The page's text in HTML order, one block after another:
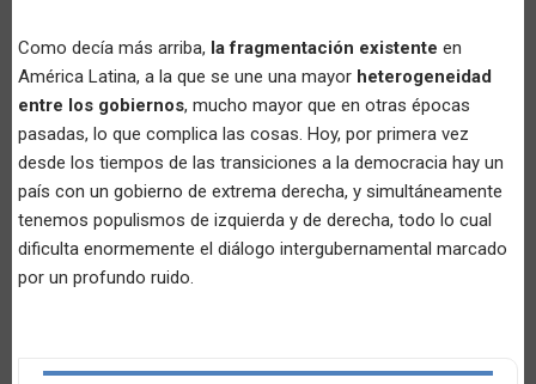
Como decía más arriba, la fragmentación existente en
América Latina, a la que se une una mayor heterogeneidad
entre los gobiernos, mucho mayor que en otras épocas
pasadas, lo que complica las cosas. Hoy, por primera vez
desde los tiempos de las transiciones a la democracia hay un
país con un gobierno de extrema derecha, y simultáneamente
tenemos populismos de izquierda y de derecha, todo lo cual
dificulta enormemente el diálogo intergubernamental marcado
por un profundo ruido.